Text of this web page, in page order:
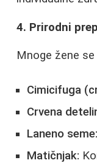
4. Prirodni
Mnoge žene
Cimicifuga
Crvena
Laneno seme:
Matičnjak: